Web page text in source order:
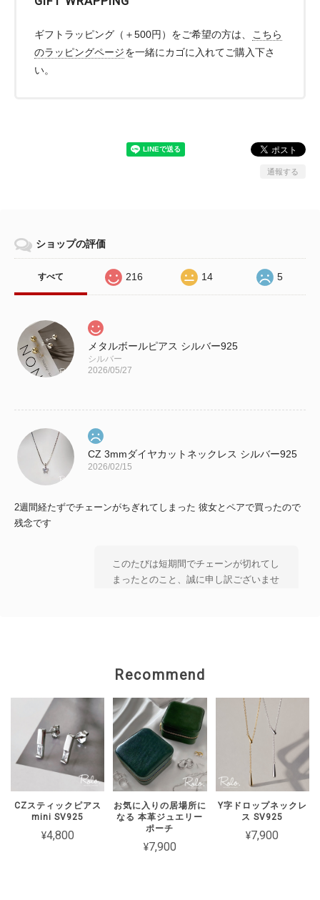
ギフトラッピング（＋500円）をご希望の方は、
こちら
のラッピングページを一緒にカゴに入れてご購入下さ
い。
通報する
ショップの評価
すべて 216 14 5
メタルボールピアス シルバー925
シルバー
2026/05/27
CZ 3mmダイヤカットネックレス シルバー925
2026/02/15
2週間経たずでチェーンがちぎれてしまった 彼女とペアで買ったので
残念です
このたびは短期間でチェーンが切れてし
まったとのこと、誠に申し訳ございませ
がショップのお問い合わせよりご連絡い
【Roloアクセサリー】ギフトラッピング ivory
ワインレッド（期間限定）
2026/02/15
2週間経たずでチェーンがちぎれてしまった 彼女とお揃いで買ったの
に残念です
Recommend
CZスティックピアス
mini SV925
¥4,800
お気に入りの居場所に
なる 本革ジュエリー
ポーチ
¥7,900
Y字ドロップネックレ
ス SV925
¥7,900